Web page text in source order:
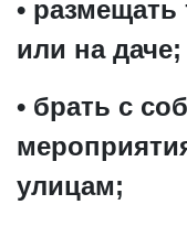
•
или на даче;
• брать с
улицам;